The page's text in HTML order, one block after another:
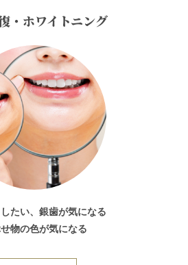
・ホワイトニング
たい、銀歯が気になる
物の色が気になる